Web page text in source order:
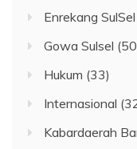
Enrekang SulSel
Gowa Sulsel
Hukum (33)
Internasional
Kabardaerah